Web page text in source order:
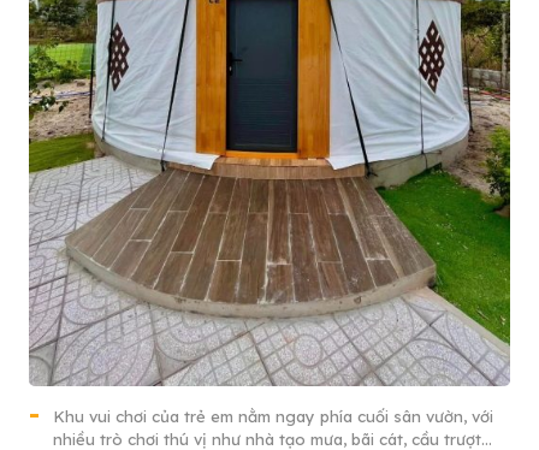
Khu vui chơi của trẻ em nằm ngay phía cuối sân vườn, với
nhiều trò chơi thú vị như nhà tạo mưa, bãi cát, cầu trượt…